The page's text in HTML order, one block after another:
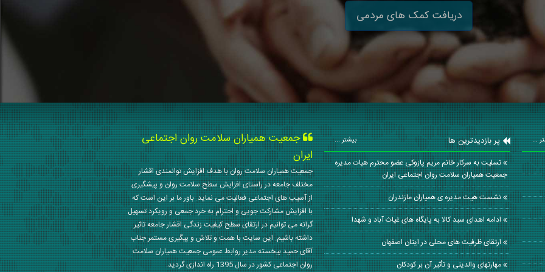
دریافت کمک های مردمی
... پر بازدیدترین ها بیشتر ...
تسلیت به سرکار خانم مریم پازوکی عضو محترم هیات مدیره
جمعیت همیاران سلامت روان اجتماعی ایران
نشست هیت مدیره ی همیاران مازندران
ادامه اهدای سبد کالا به پایگاه های غیاث آباد و شهدا
ارتقای ظرفیت های محلی در ایتان اصفهان
مهارتهای والدینی و تأثیر آن بر کودکان
جمعیت همیاران سلامت روان اجتماعی
ایران
جمعیت همیاران سلامت روان با هدف افزایش توانمندی اقشار
مختلف جامعه در راستای افزایش سطح سلامت روان و پیشگیری
از آسیب های اجتماعی فعالیت می نماید. باور ما بر این است که
با افزایش مشارکت جویی و احترام به خرد جمعی و رویکرد تسهیل
گرانه می توانیم در ارتقای سطح کیفیت زندگی اقشار جامعه تاثیر
داشته باشیم. این سایت با همت و تلاش و پیگیری مستمر جناب
آقای حمید بیخسته مدیر روابط عمومی جمعیت همیاران سلامت
روان اجتماعی کشور در سال 1395 راه اندازی گردید.